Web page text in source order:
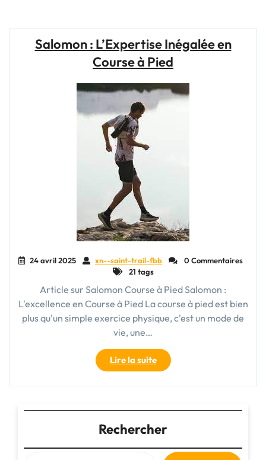
Salomon : L’Expertise Inégalée en
Course à Pied
24 avril 2025 xn--saint-trail-fbb
0 Commentaires
21 tags
Article sur Salomon Course à Pied Salomon :
L'excellence en Course à Pied La course à pied est bien
plus qu'un simple exercice physique, c'est un mode de
vie, une…
Lire la suite"Salomon
:
L’Expertise
en
Course
à
Pied"
Rechercher